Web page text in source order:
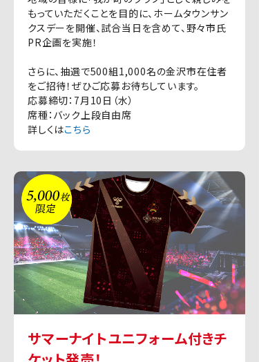
もっていただくことを目的に、ホームタウンサン
クスデーを開催、試合当日を含めて、野々市氏
PR企画を実施！
さらに、抽選で500組1,000名の金沢市在住者
をご招待！ぜひご応募お待ちしています。
応募締切：7月10日（水）
席種：バック上段自由席
詳しくはこちら
サマーナイトユニフォーム付きチ